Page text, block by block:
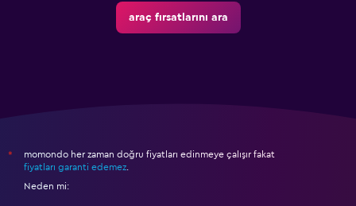
araç fırsatlarını ara
*
momondo her zaman doğru fiyatları edinmeye çalışır fakat
fiyatları garanti edemez.
Neden mi: